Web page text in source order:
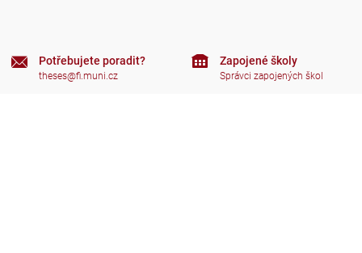
Potřebujete poradit?
theses@fi.muni.cz
Zapojené školy
Správci zapojených škol